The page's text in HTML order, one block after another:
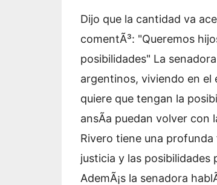
Dijo que la cantidad va
comentÃ³: "Queremos
posibilidades" La
argentinos, viviendo en el
quiere que tengan la
ansÃ­a puedan volver con
Rivero tiene una
justicia y las posibilidades
AdemÃ¡s la senadora